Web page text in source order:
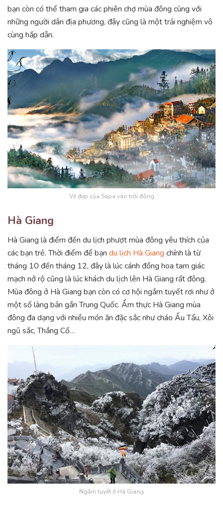
bạn còn có thể tham gia các phiên chợ mùa đông cùng với
những người dân địa phương, đây cũng là một trải nghiệm vô
cùng hấp dẫn.
Vẻ đẹp của Sapa vào trời đông
Hà Giang
Hà Giang là điểm đến du lịch phượt mùa đông yêu thích của
các bạn trẻ. Thời điểm để bạn du lịch Hà Giang chính là từ
tháng 10 đến tháng 12, đây là lúc cánh đồng hoa tam giác
mạch nở rộ cũng là lúc khách du lịch lên Hà Giang rất đông.
Mùa đông ở Hà Giang bạn còn có cơ hội ngắm tuyết rơi như ở
một số làng bản gần Trung Quốc. Ẩm thực Hà Giang mùa
đông đa dạng với nhiều món ăn đặc sắc như cháo Ấu Tẩu, Xôi
ngũ sắc, Thắng Cố…
Ngắm tuyết ở Hà Giang